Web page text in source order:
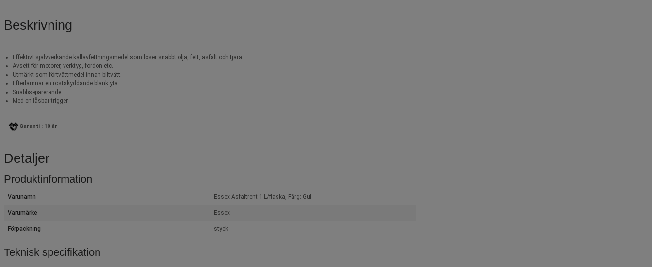
Beskrivning
Effektivt självverkande kallavfettningsmedel som löser snabbt olja, fett, asfalt och tjära.
Avsett för motorer, verktyg, fordon etc.
Utmärkt som förtvättmedel innan biltvätt.
Efterlämnar en rostskyddande blank yta.
Snabbseparerande.
Med en låsbar trigger
Garanti : 10 år
Detaljer
Produktinformation
Varunamn Essex Asfaltrent 1 L/flaska, Färg: Gul
Varumärke Essex
Förpackning styck
Teknisk specifikation